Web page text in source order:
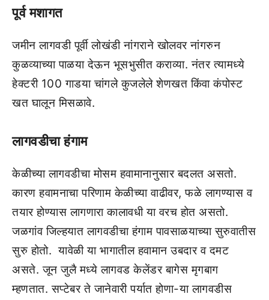
पूर्व मशागत
जमीन लागवडी पूर्वी लोखंडी नांगराने खोलवर नांगरुन
कुळव्‍याच्‍या पाळया देऊन भूसभुसीत कराव्‍या. नंतर त्‍यामध्‍ये
हेक्‍टरी 100 गाडया चांगले कुजलेले शेणखत किंवा कंपोस्‍ट
खत घालून मिसळावे.
लागवडीचा हंगाम
केळीच्‍या लागवडीचा मोसम हवामानानुसार बदलत असतो.
कारण हवामनाचा परिणाम केळीच्‍या वाढीवर, फळे लागण्‍यास व
तयार होण्‍यास लागणारा कालावधी या वरच होत असतो.
जळगांव जिल्‍हयात लागवडीचा हंगाम पावसाळयाच्‍या सुरुवातीस
सुरु होतो. यावेळी या भागातील हवामान उबदार व दमट
असते. जून जुलै मध्‍ये लागवड केलेंडर बागेस मृगबाग
म्‍हणतात. सप्‍टेबर ते जानेवारी पर्यात होणा-या लागवडीस